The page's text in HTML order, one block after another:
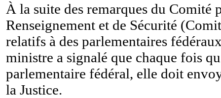
À la suite des remarques du Comité
Renseignement et de Sécurité
relatifs à des parlementaires
ministre a signalé que chaque fois
parlementaire fédéral, elle doit
la Justice.